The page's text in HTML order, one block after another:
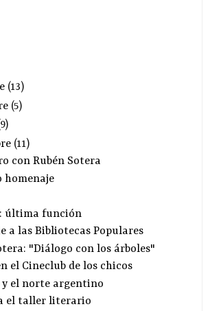
(13)
(5)
9)
(11)
con Rubén Sotera
homenaje
última función
a las Bibliotecas Populares
"Diálogo con los árboles"
el Cineclub de los chicos
el norte argentino
el taller literario